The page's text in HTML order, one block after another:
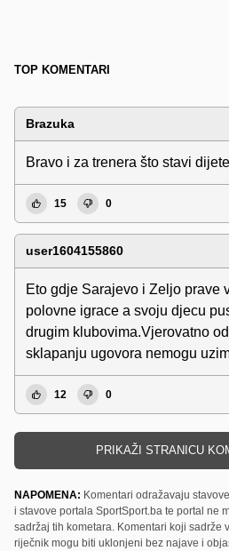
TOP KOMENTARI
Brazuka
Bravo i za trenera što stavi
15 0
user1604155860
Eto gdje Sarajevo i Zeljo prave
polovne igrace a svoju djecu
drugim klubovima.Vjerovatno
sklapanju ugovora nemogu
12 0
PRIKAŽI STRANICU
NAPOMENA: Komentari odražavaju
i stavove portala SportSport.ba te portal ne
sadržaj tih kometara. Komentari koji sadrže
riječnik mogu biti uklonjeni bez najave i